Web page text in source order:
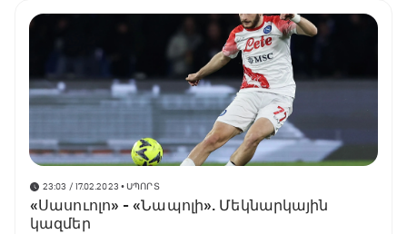
23:03 / 17.02.2023 • ՍՊՈՐՏ
«Սասուոլո» - «Նապոլի». Մեկնարկային
կազմեր